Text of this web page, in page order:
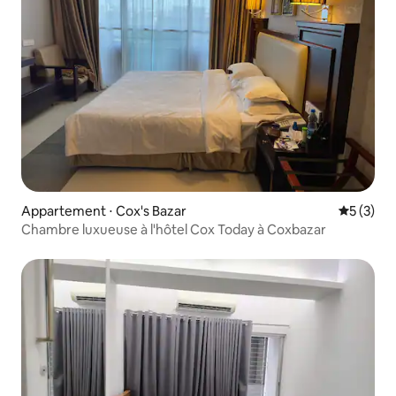
Appartement ⋅ Cox's Bazar
5 (3)
Chambre luxueuse à l'hôtel Cox Today à Coxbazar